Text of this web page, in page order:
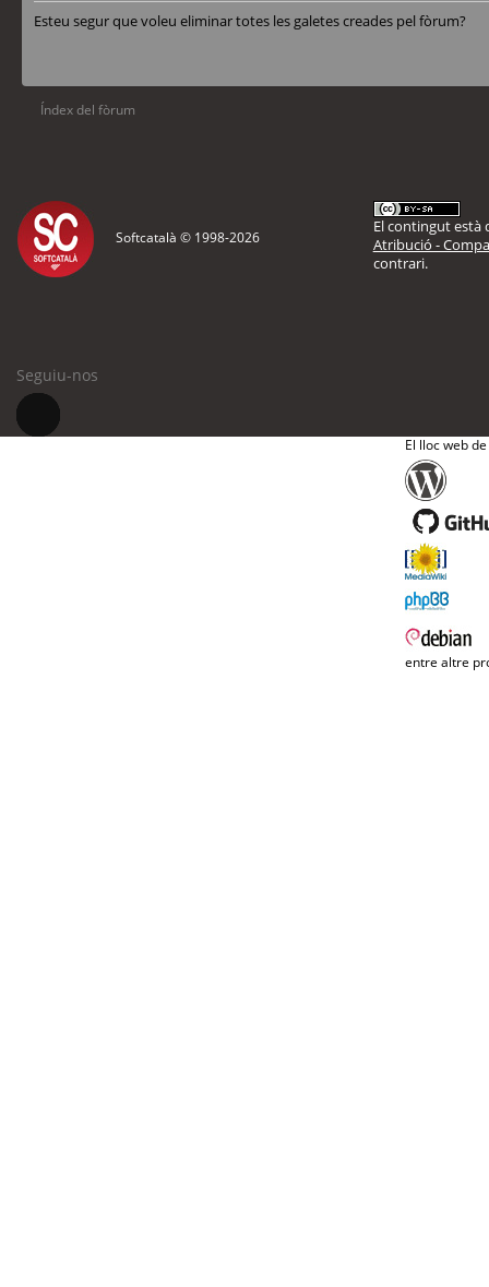
Esteu segur que voleu eliminar totes les galetes creades pel fòrum?
Índex del fòrum
Softcatalà © 1998-2026
El contingut està
Atribució -
contrari.
Seguiu-nos
El lloc web
entre altre